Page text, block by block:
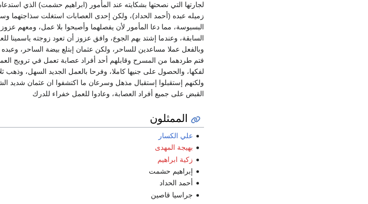
لجارتها التي نصحتها بشكايته عند المأمور (ابراهيم حشمت) الذي
زميله عبده (أحمد الحداد)، ولكن إحدى العصابات استغلت
البسبوسة، مما دعا المأمور لأن يفصلهما وأصبحوا بلا عمل، ومعهم
السابقة، وعندما إشتد بهم الجوع، وافق عزوز أن تعود زوجته ياسمينا
وبالفعل عملا مساعدين للساحر، ولكن عثمان إبتلع بيضة الساحر،
فتم طردهما من المسرح وقابلهم أحد أفراد عصابة تعمل في ترويج
لفكها، والحصول على جنيها كاملا، وفرحا بالعمل الجديد السهل، وذهب
ولكنهم إستقبلوا إستقبال مذهل وسرعان ما اكتشفوا ان عثمان شديد
القبض على جميع أفراد العصابة، وعادوا للعمل خفراء للدرك
الممثلون
علي الكسار
بهيجة المهدى
زكية ابراهيم
إبراهيم حشمت
أحمد الحداد
جراسيا قاصين